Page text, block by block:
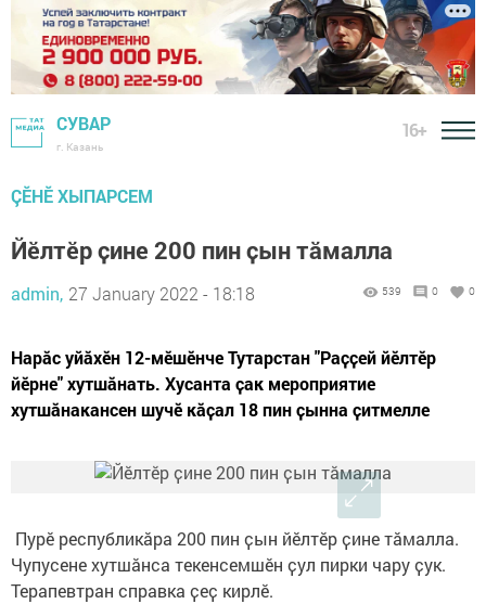
СУВАР
г. Казань
16+
ÇӖНӖ ХЫПАРСЕМ
Йӗлтӗр ҫине 200 пин ҫын тӑмалла
admin, 27 January 2022 - 18:18 539 0 0
Нарӑс уйӑхӗн 12-мӗшӗнче Тутарстан "Раҫҫей йӗлтӗр
йӗрне" хутшӑнать. Хусанта ҫак мероприятие
хутшӑнакансен шучӗ кӑҫал 18 пин ҫынна ҫитмелле
Пурӗ республикӑра 200 пин ҫын йӗлтӗр ҫине тӑмалла.
Чупусене хутшӑнса текенсемшӗн ҫул пирки чару ҫук.
Терапевтран справка ҫеҫ кирлӗ.